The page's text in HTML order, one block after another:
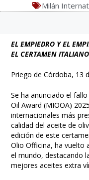
Milán
EL EMPIEDRO Y EL
EL CERTAMEN ITALIANO
Priego de Córdoba, 13
Se ha anunciado el
Oil Award (MIOOA)
internacionales más
calidad del aceite de
edición de este
Olio Officina, ha vuelto
el mundo, destacando
mejores aceites extra